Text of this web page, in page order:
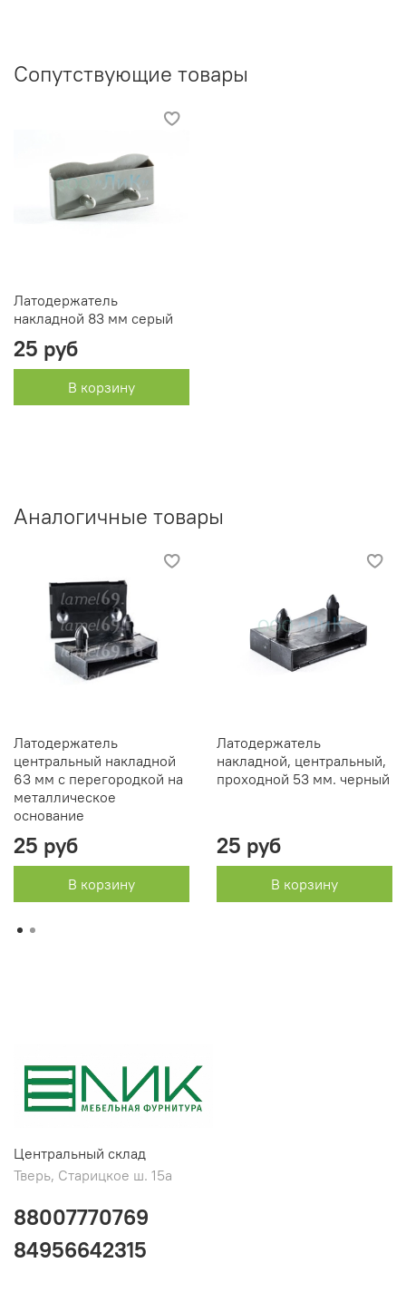
Сопутствующие товары
Латодержатель
накладной 83 мм серый
25 руб
В корзину
Аналогичные товары
Латодержатель
центральный накладной
63 мм с перегородкой на
металлическое
основание
25 руб
В корзину
Латодержатель
накладной, центральный,
проходной 53 мм. черный
25 руб
В корзину
Центральный склад
Тверь, Старицкое ш. 15а
88007770769
84956642315